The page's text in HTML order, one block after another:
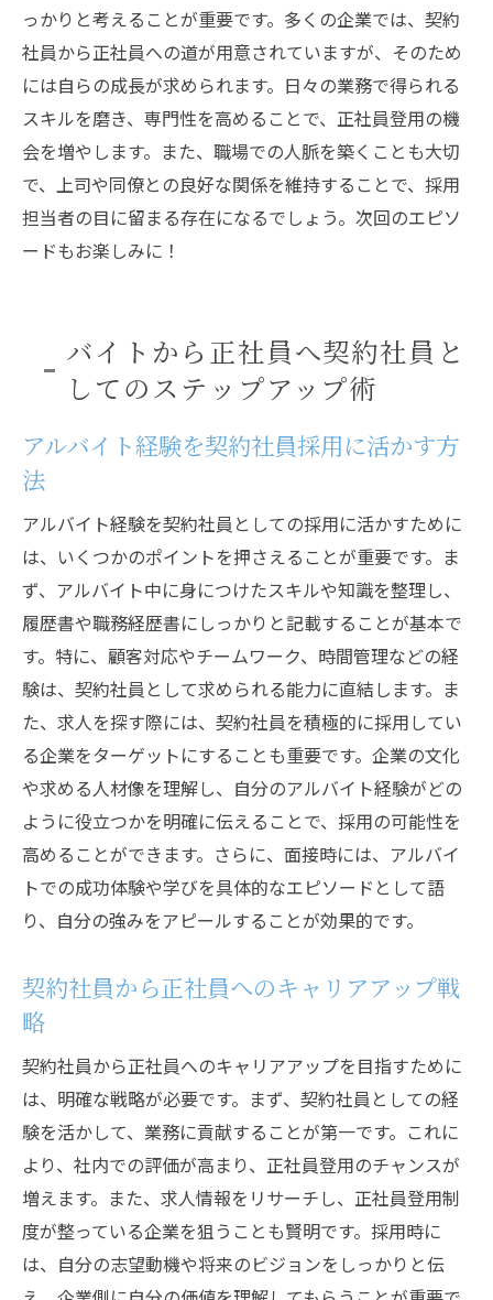
っかりと考えることが重要です。多くの企業では、契約
社員から正社員への道が用意されていますが、そのため
には自らの成長が求められます。日々の業務で得られる
スキルを磨き、専門性を高めることで、正社員登用の機
会を増やします。また、職場での人脈を築くことも大切
で、上司や同僚との良好な関係を維持することで、採用
担当者の目に留まる存在になるでしょう。次回のエピソ
ードもお楽しみに！
バイトから正社員へ契約社員と
してのステップアップ術
アルバイト経験を契約社員採用に活かす方
法
アルバイト経験を契約社員としての採用に活かすために
は、いくつかのポイントを押さえることが重要です。ま
ず、アルバイト中に身につけたスキルや知識を整理し、
履歴書や職務経歴書にしっかりと記載することが基本で
す。特に、顧客対応やチームワーク、時間管理などの経
験は、契約社員として求められる能力に直結します。ま
た、求人を探す際には、契約社員を積極的に採用してい
る企業をターゲットにすることも重要です。企業の文化
や求める人材像を理解し、自分のアルバイト経験がどの
ように役立つかを明確に伝えることで、採用の可能性を
高めることができます。さらに、面接時には、アルバイ
トでの成功体験や学びを具体的なエピソードとして語
り、自分の強みをアピールすることが効果的です。
契約社員から正社員へのキャリアアップ戦
略
契約社員から正社員へのキャリアアップを目指すために
は、明確な戦略が必要です。まず、契約社員としての経
験を活かして、業務に貢献することが第一です。これに
より、社内での評価が高まり、正社員登用のチャンスが
増えます。また、求人情報をリサーチし、正社員登用制
度が整っている企業を狙うことも賢明です。採用時に
は、自分の志望動機や将来のビジョンをしっかりと伝